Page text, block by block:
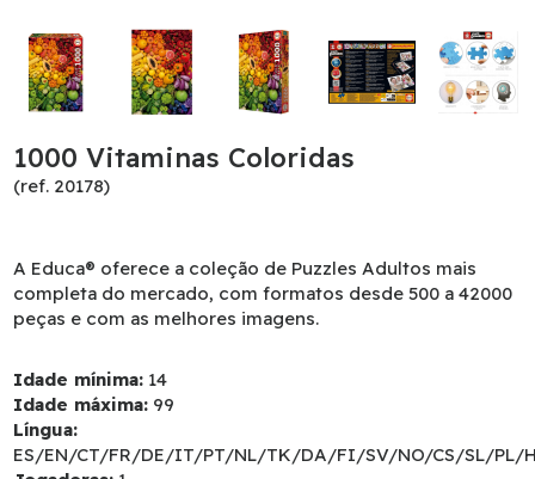
1000 Vitaminas Coloridas
(ref. 20178)
A Educa® oferece a coleção de Puzzles Adultos mais
completa do mercado, com formatos desde 500 a 42000
peças e com as melhores imagens.
Idade mínima: 14
Idade máxima: 99
Língua:
ES/EN/CT/FR/DE/IT/PT/NL/TK/DA/FI/SV/NO/CS/SL/PL/